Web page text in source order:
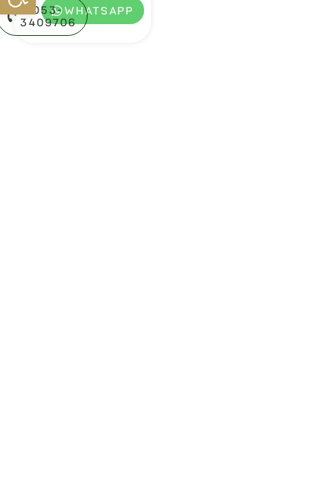
WHATSAPP
053-
3409706⁩